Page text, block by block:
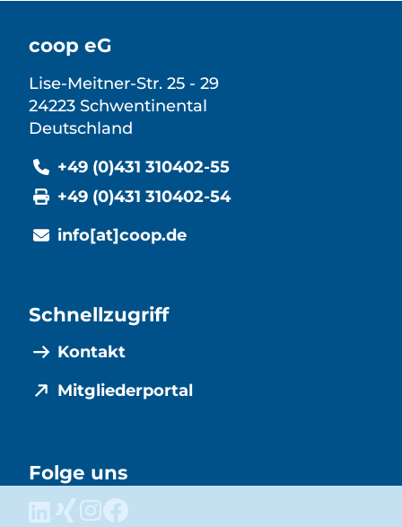
coop eG
Lise-Meitner-Str. 25 - 29
24223 Schwentinental
Deutschland
+49 (0)431 310402-55
+49 (0)431 310402-54
info[at]coop.de
Schnellzugriff
Kontakt
Mitgliederportal
Folge uns